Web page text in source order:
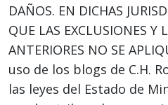
DAÑOS. EN DICHAS
QUE LAS EXCLUSIONES Y
ANTERIORES NO SE
uso de los blogs de C.H.
las leyes del Estado de